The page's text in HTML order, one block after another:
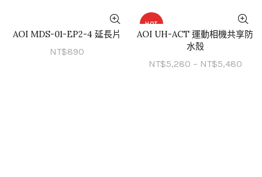
QUICK SHOP
AOI MDS-01-EP2-4 延長片
NT$890
HOT
QUICK SHOP
AOI UH-ACT 運動相機共享防
水殼
NT$5,280 – NT$5,480價